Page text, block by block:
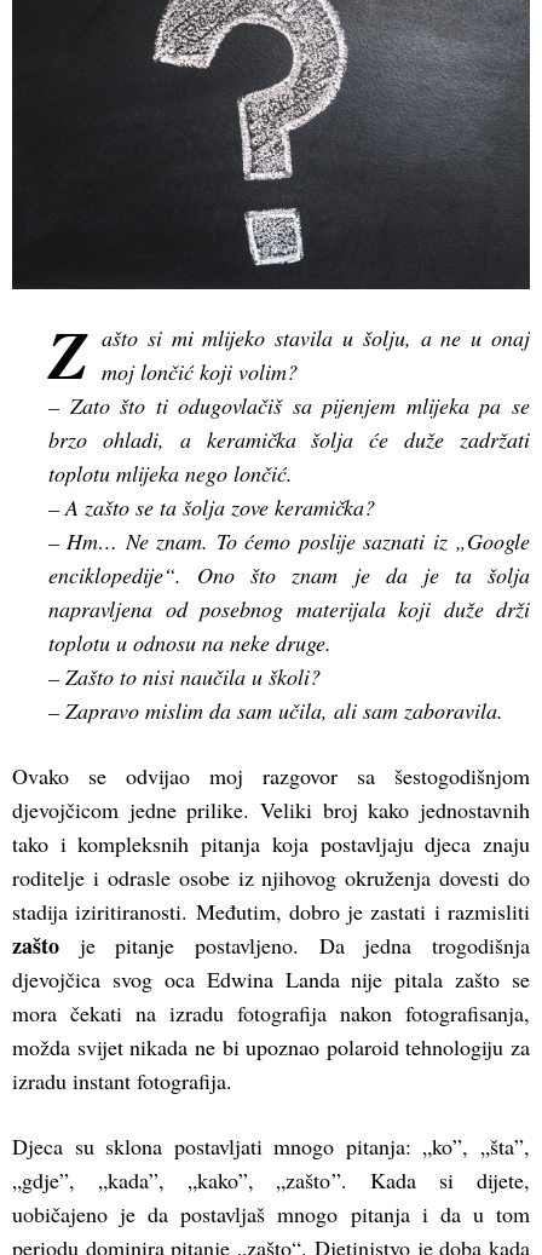
Z ašto si mi mlijeko stavila u šolju, a ne u onaj
moj lončić koji volim?
– Zato što ti odugovlačiš sa pijenjem mlijeka pa se
brzo ohladi, a keramička šolja će duže zadržati
toplotu mlijeka nego lončić.
– A zašto se ta šolja zove keramička?
– Hm… Ne znam. To ćemo poslije saznati iz „Google
enciklopedije“. Ono što znam je da je ta šolja
napravljena od posebnog materijala koji duže drži
toplotu u odnosu na neke druge.
– Zašto to nisi naučila u školi?
– Zapravo mislim da sam učila, ali sam zaboravila.
Ovako se odvijao moj razgovor sa šestogodišnjom
djevojčicom jedne prilike. Veliki broj kako jednostavnih
tako i kompleksnih pitanja koja postavljaju djeca znaju
roditelje i odrasle osobe iz njihovog okruženja dovesti do
stadija iziritiranosti. Međutim, dobro je zastati i razmisliti
zašto je pitanje postavljeno. Da jedna trogodišnja
djevojčica svog oca Edwina Landa nije pitala zašto se
mora čekati na izradu fotografija nakon fotografisanja,
možda svijet nikada ne bi upoznao polaroid tehnologiju za
izradu instant fotografija.
Djeca su sklona postavljati mnogo pitanja: „ko”, „šta”,
„gdje”, „kada”, „kako”, „zašto”. Kada si dijete,
uobičajeno je da postavljaš mnogo pitanja i da u tom
periodu dominira pitanje „zašto“. Djetinjstvo je doba kada